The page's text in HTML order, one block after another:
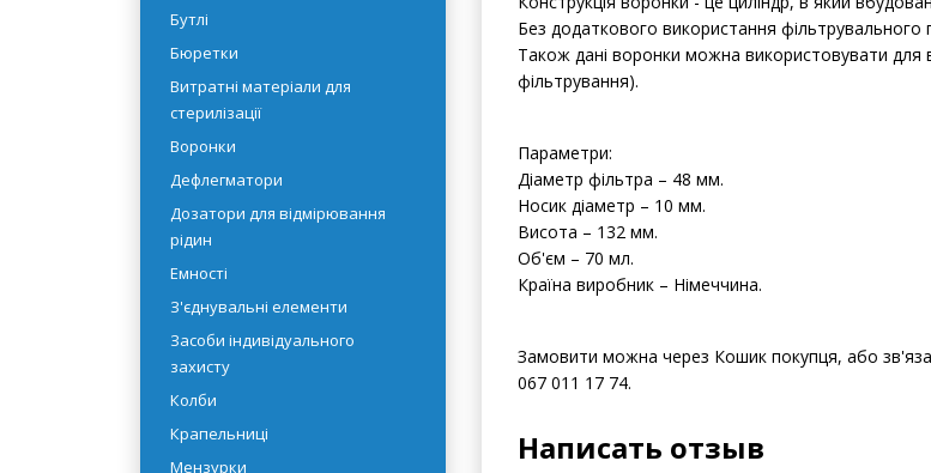
Інструменти лабораторні
Аксесуари лабораторні
Бутлі
Бюретки
Витратні матеріали для
стерилізації
Воронки
Дефлегматори
Дозатори для відмірювання
рідин
Емності
З'єднувальні елементи
Засоби індивідуального
захисту
Колби
Лабораторна воронка Бюхнера.
Конструкція воронки - це циліндр, в який
Без додаткового використання фільтрувального
Параметри:
Діаметр фільтра – 48 мм.
Носик діаметр – 10 мм.
Висота – 132 мм.
067 011 17 74.